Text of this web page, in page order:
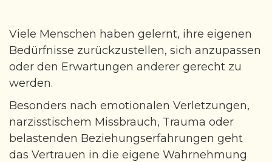
Trauer - Begleitung mit Hypnose
ADHS
Entspannung & Achtsamkeit
Kunsttherapie - Schreibtherapie
Lösungsfokussierte Kurzzeittherapie
Gesprächstherapie - Tiergestütze Begleitung
Therapeutische Kleingruppen
Viele Menschen haben gelernt, ihre eigenen
Bedürfnisse zurückzustellen, sich anzupassen
oder den Erwartungen anderer gerecht zu
werden.
Besonders nach emotionalen Verletzungen,
narzisstischem Missbrauch, Trauma oder
belastenden Beziehungserfahrungen geht
das Vertrauen in die eigene Wahrnehmung